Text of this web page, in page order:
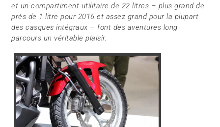
et un compartiment utilitaire de 22 litres – plus grand de
près de 1 litre pour 2016 et assez grand pour la plupart
des casques intégraux – font des aventures long
parcours un véritable plaisir.